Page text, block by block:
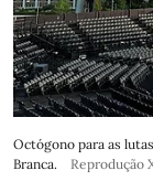
Octógono para as
Branca.
Reprodução